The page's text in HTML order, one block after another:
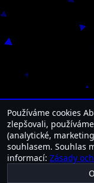
Používáme cookies
zlepšovali,
(analytické,
souhlasem. Souhlas
informací: Zásady